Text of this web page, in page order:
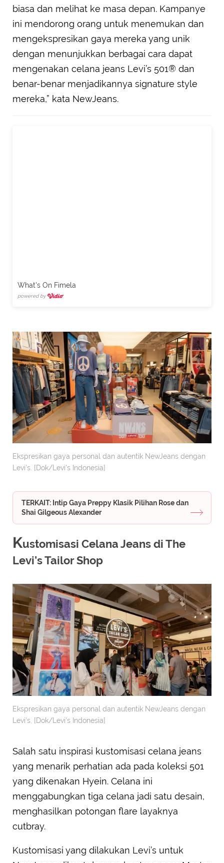
biasa dan melihat ke masa depan. Kampanye
ini mendorong orang untuk menemukan dan
mengekspresikan gaya mereka yang unik
dengan menunjukkan berbagai cara dapat
mengenakan celana jeans Levi’s 501® dan
benar-benar menjadikannya signature style
mereka,” kata NewJeans.
What's On Fimela
powered by
Ekspresikan gaya personal dan autentik NewJeans dengan
Levi’s. [Dok/Levi's Indonesia]
TERKAIT: Intip Gaya Preppy Klasik Pilihan Rose dan
Shai Gilgeous Alexander
Kustomisasi Celana Jeans di The
Levi’s Tailor Shop
Ekspresikan gaya personal dan autentik NewJeans dengan
Levi’s. [Dok/Levi's Indonesia]
Salah satu inspirasi kustomisasi celana jeans
yang menarik perhatian ada pada koleksi 501
yang dikenakan Hyein. Celana ini
menggabungkan tiga celana jadi satu desain,
menghasilkan potongan flare layaknya
cutbray.
Kustomisasi yang dilakukan Levi’s untuk